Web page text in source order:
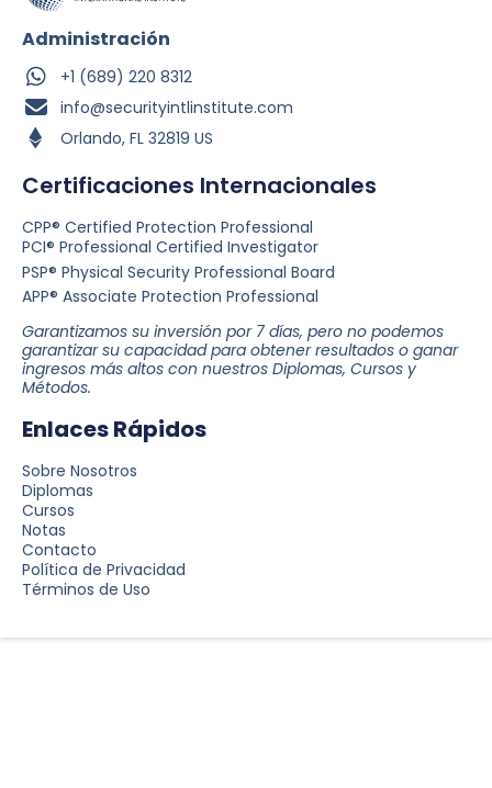
Administración
+1 (689) 220 8312
info@securityintlinstitute.com
Orlando, FL 32819 US
Certificaciones Internacionales
CPP® Certified Protection Professional
PCI® Professional Certified Investigator
PSP® Physical Security Professional Board
APP® Associate Protection Professional
Garantizamos su inversión por 7 días, pero no podemos
garantizar su capacidad para obtener resultados o ganar
ingresos más altos con nuestros Diplomas, Cursos y
Métodos.
Enlaces Rápidos
Sobre Nosotros
Diplomas
Cursos
Notas
Contacto
Política de Privacidad
Términos de Uso